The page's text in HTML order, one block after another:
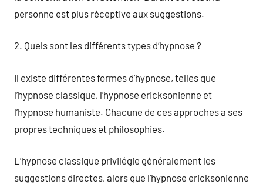
personne est plus réceptive aux suggestions.
2. Quels sont les différents types d’hypnose ?
Il existe différentes formes d’hypnose, telles que
l’hypnose classique, l’hypnose ericksonienne et
l’hypnose humaniste. Chacune de ces approches a ses
propres techniques et philosophies.
L’hypnose classique privilégie généralement les
suggestions directes, alors que l’hypnose ericksonienne